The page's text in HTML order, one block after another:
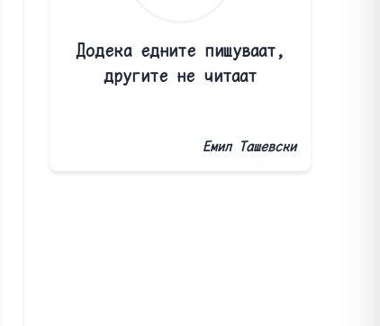
Додека едните пишуваат,
другите не читаат
Емил Ташевски